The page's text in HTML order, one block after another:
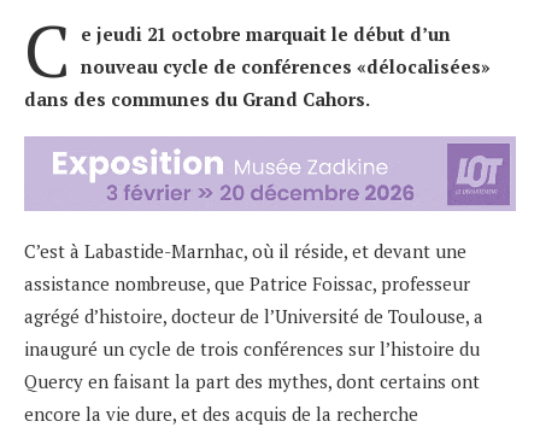
C
e jeudi 21 octobre marquait le début d’un
nouveau cycle de conférences «délocalisées»
dans des communes du Grand Cahors.
C’est à Labastide-Marnhac, où il réside, et devant une
assistance nombreuse, que Patrice Foissac, professeur
agrégé d’histoire, docteur de l’Université de Toulouse, a
inauguré un cycle de trois conférences sur l’histoire du
Quercy en faisant la part des mythes, dont certains ont
encore la vie dure, et des acquis de la recherche